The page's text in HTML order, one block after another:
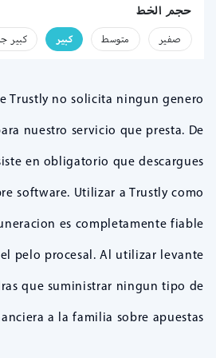
حجم الخط
صفير متوسط كبير كبير
no solicita ningun genero
nuestro servicio que presta. De
en obligatorio que descargues
software. Utilizar a Trustly como
es completamente fiable
pelo procesal. Al utilizar levante
que suministrar ningun tipo de
a la familia sobre apuestas.